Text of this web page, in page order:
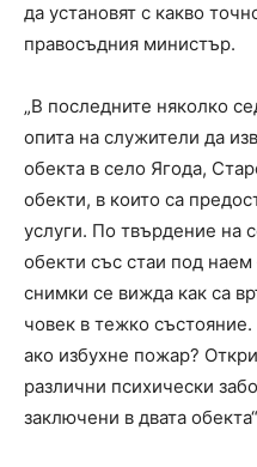
да установят с какво
правосъдния министър.
„В последните няколко
опита на служители да
обекта в село Ягода,
обекти, в които са
услуги. По твърдение на
обекти със стаи под
снимки се вижда как са
човек в тежко
ако избухне пожар?
различни психически
заключени в двата